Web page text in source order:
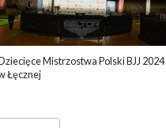
Mistrzostwa Polski BJJ 2024
Łęcznej